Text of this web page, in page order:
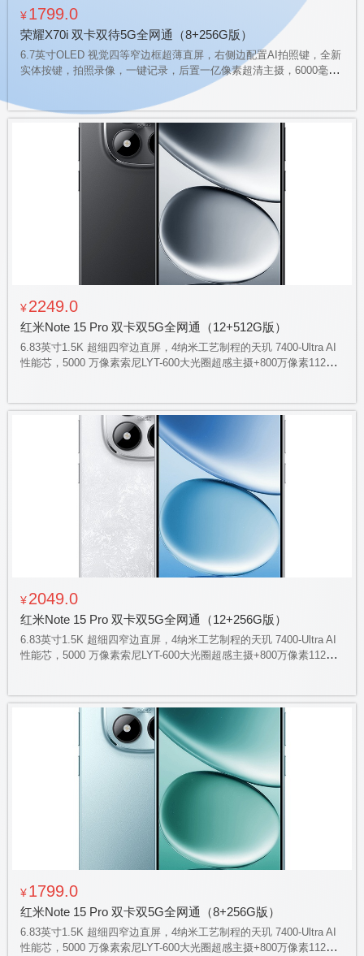
¥1799.0
荣耀X70i 双卡双待5G全网通（8+256G版）
6.7英寸OLED 视觉四等窄边框超薄直屏，右侧边配置AI拍照键，全新
实体按键，拍照录像，一键记录，后置一亿像素超清主摄，6000毫安
高能大容量电池，瑞士SGS金标五星整机抗跌耐摔+抗挤压认证，360
度整机防水，超博机身，超高颜值！
¥2249.0
红米Note 15 Pro 双卡双5G全网通（12+512G版）
6.83英寸1.5K 超细四窄边直屏，4纳米工艺制程的天玑 7400-Ultra AI
性能芯，5000 万像素索尼LYT-600大光圈超感主摄+800万像素112度
龙晶玻璃，IP68 防尘防水
¥2049.0
红米Note 15 Pro 双卡双5G全网通（12+256G版）
6.83英寸1.5K 超细四窄边直屏，4纳米工艺制程的天玑 7400-Ultra AI
性能芯，5000 万像素索尼LYT-600大光圈超感主摄+800万像素112度
龙晶玻璃，IP68 防尘防水
¥1799.0
红米Note 15 Pro 双卡双5G全网通（8+256G版）
6.83英寸1.5K 超细四窄边直屏，4纳米工艺制程的天玑 7400-Ultra AI
性能芯，5000 万像素索尼LYT-600大光圈超感主摄+800万像素112度